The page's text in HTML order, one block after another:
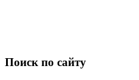
Поиск по сайту